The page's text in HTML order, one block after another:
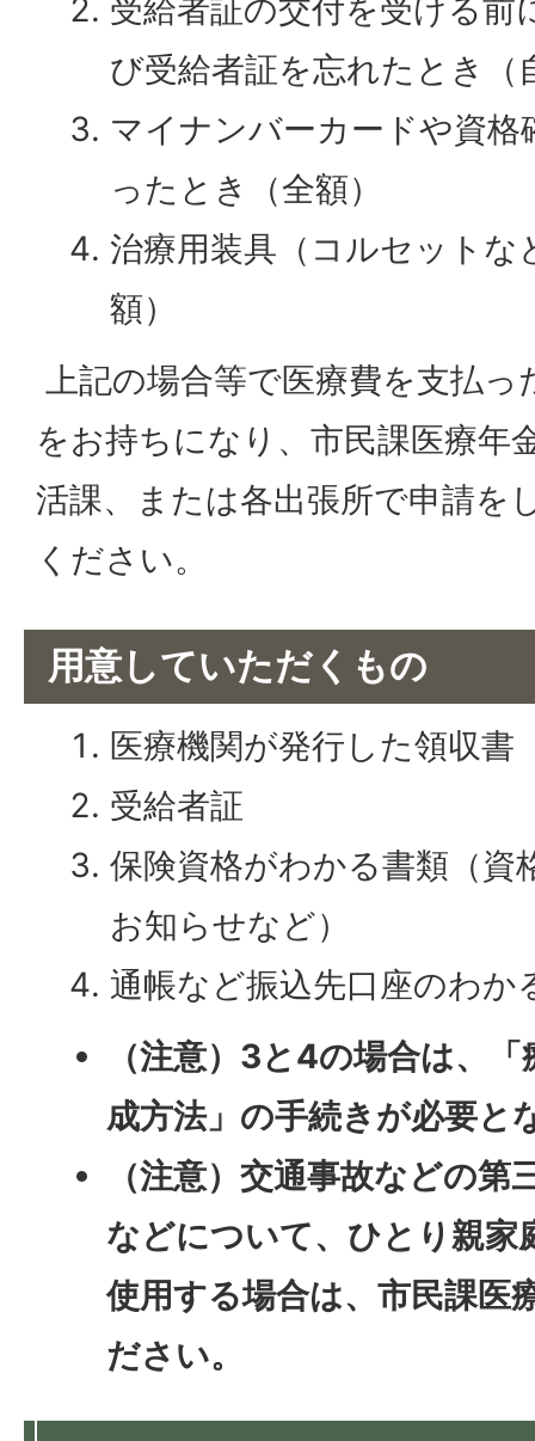
受給者証の交付を受ける前
び受給者証を忘れたとき（
マイナンバーカードや資
ったとき（全額）
治療用装具（コルセットな
額）
上記の場合等で医療費を支払
をお持ちになり、市民課医療年
活課、または各出張所で申請を
ください。
用意していただくもの
医療機関が発行した領収書
受給者証
保険資格がわかる書類（資
お知らせなど）
通帳など振込先口座のわか
（注意）3と4の場合は、
成方法」の手続きが必要と
（注意）交通事故などの
などについて、ひとり親家
使用する場合は、市民課医
ださい。